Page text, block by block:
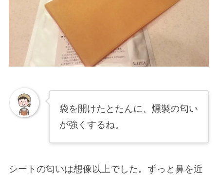
袋を開けたとたんに、燻製の匂い
が強くするね。
シートの匂いは想像以上でした。ずっと鼻を近